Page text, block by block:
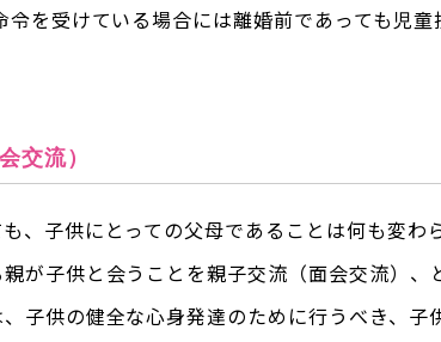
令を受けている場合には離婚前であっても児
交流）
、子供にとっての父母であることは何も変わ
が子供と会うことを親子交流（面会交流）、
、子供の健全な心身発達のために行うべき、